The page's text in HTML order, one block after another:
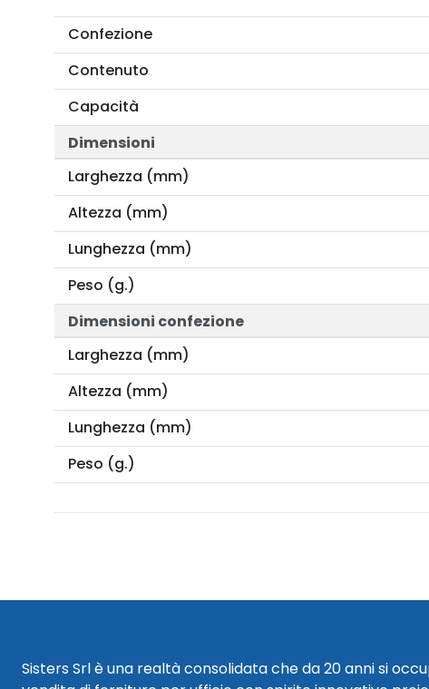
Confezione
Contenuto
Capacità
Dimensioni
Larghezza (mm)
Altezza (mm)
Lunghezza (mm)
Peso (g.)
Dimensioni confezione
Larghezza (mm)
Altezza (mm)
Lunghezza (mm)
Peso (g.)
Sisters Srl è una realtà consolidata che da 20 anni si